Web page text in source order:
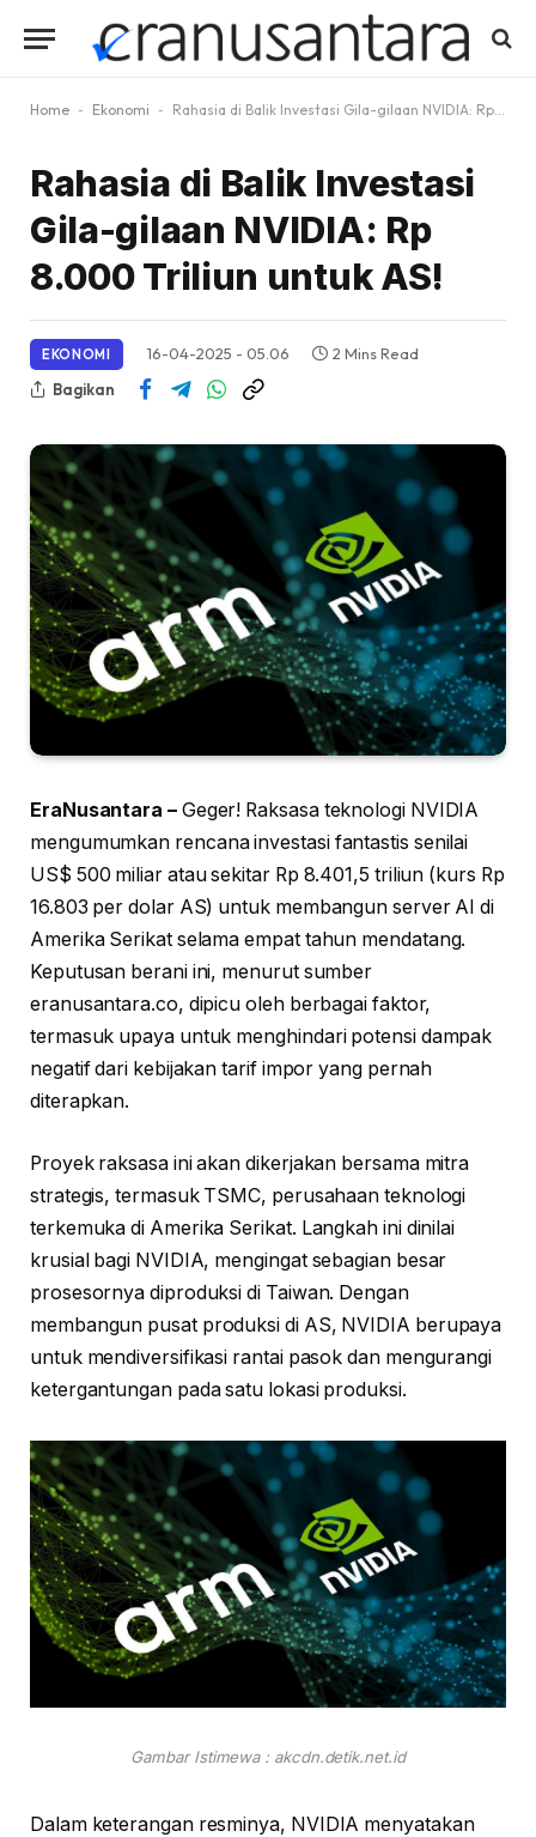
Home - Ekonomi - Rahasia di Balik Investasi Gila-gilaan NVIDIA: Rp 8.000 Triliun untuk AS!
Rahasia di Balik Investasi
Gila-gilaan NVIDIA: Rp
8.000 Triliun untuk AS!
EKONOMI 16-04-2025 - 05.06
2 Mins Read
Bagikan
EraNusantara –Geger! Raksasa teknologi NVIDIA
mengumumkan rencana investasi fantastis senilai
US$ 500 miliar atau sekitar Rp 8.401,5 triliun (kurs Rp
16.803 per dolar AS) untuk membangun server AI di
Amerika Serikat selama empat tahun mendatang.
Keputusan berani ini, menurut sumber
eranusantara.co, dipicu oleh berbagai faktor,
termasuk upaya untuk menghindari potensi dampak
negatif dari kebijakan tarif impor yang pernah
diterapkan.
Proyek raksasa ini akan dikerjakan bersama mitra
strategis, termasuk TSMC, perusahaan teknologi
terkemuka di Amerika Serikat. Langkah ini dinilai
krusial bagi NVIDIA, mengingat sebagian besar
prosesornya diproduksi di Taiwan. Dengan
membangun pusat produksi di AS, NVIDIA berupaya
untuk mendiversifikasi rantai pasok dan mengurangi
ketergantungan pada satu lokasi produksi.
Gambar Istimewa : akcdn.detik.net.id
Dalam keterangan resminya, NVIDIA menyatakan